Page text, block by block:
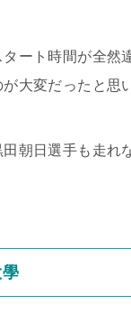
ート時間が全然
大変だったと思
朝日選手も走れ